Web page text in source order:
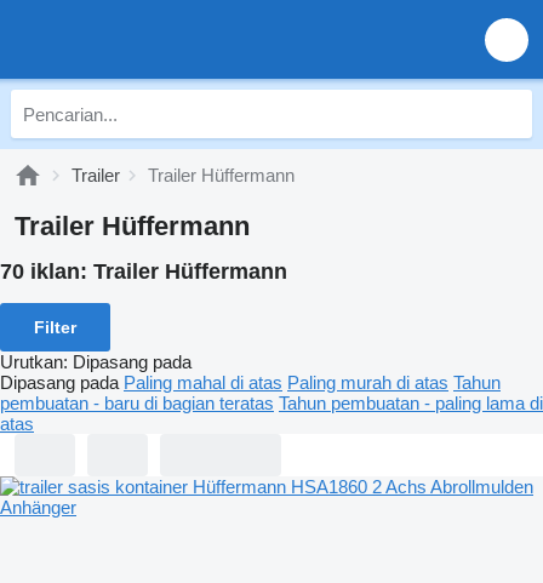
Trailer Trailer Hüffermann
Trailer Hüffermann
70 iklan: Trailer Hüffermann
Filter
Urutkan: Dipasang pada
Dipasang pada Paling mahal di atas Paling murah di atas Tahun
pembuatan - baru di bagian teratas Tahun pembuatan - paling lama di
atas